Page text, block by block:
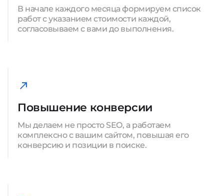
В начале каждого месяца формируем список
работ с указанием стоимости каждой,
согласовываем с вами до выполнения.
Повышение конверсии
Мы делаем не просто SEO, а работаем
комплексно с вашим сайтом, повышая его
конверсию и позиции в поиске.